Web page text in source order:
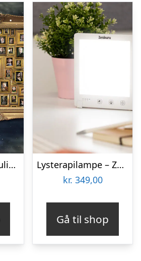
Harry Potter Umulig Puslespil
Lysterapilampe – Zenkuru
kr. 349,00
Gå til shop